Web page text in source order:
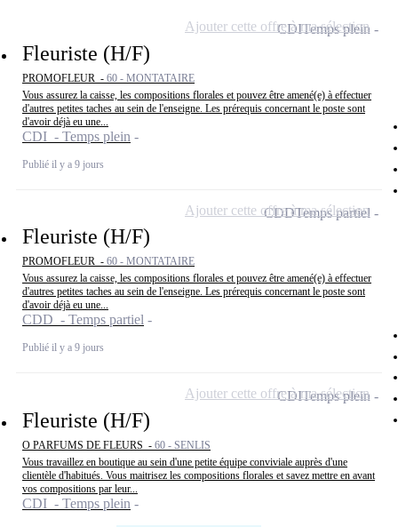
Fleuriste (H/F)
PROMOFLEUR - 60 - MONTATAIRE
Vous assurez la caisse, les compositions florales et pouvez être amené(e) à effectuer
d'autres petites taches au sein de l'enseigne. Les prérequis concernant le poste sont
d'avoir déjà eu une...
CDI - Temps plein
Publié il y a 9 jours
CDITemps plein
Ajouter cette offre à ma sélection
Fleuriste (H/F)
PROMOFLEUR - 60 - MONTATAIRE
Vous assurez la caisse, les compositions florales et pouvez être amené(e) à effectuer
d'autres petites taches au sein de l'enseigne. Les prérequis concernant le poste sont
d'avoir déjà eu une...
CDD - Temps partiel
Publié il y a 9 jours
CDDTemps partiel
Ajouter cette offre à ma sélection
Fleuriste (H/F)
O PARFUMS DE FLEURS - 60 - SENLIS
Vous travaillez en boutique au sein d'une petite équipe conviviale auprès d'une
clientèle d'habitués. Vous maitrisez les compositions florales et savez mettre en avant
vos compositions par leur...
CDI - Temps plein
CDITemps plein
Ajouter cette offre à ma sélection